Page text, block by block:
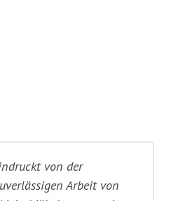
von der
Arbeit von